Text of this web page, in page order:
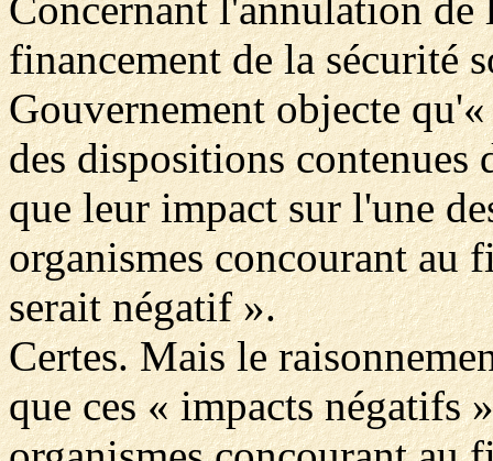
Concernant l'annulation de
financement de la sécurité
Gouvernement objecte
des dispositions
que leur impact sur l'une
organismes concourant au
serait négatif ».
Certes. Mais le
que ces « impacts négatifs